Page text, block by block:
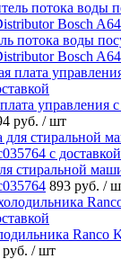
потока воды
Bosch
управления
руб. / шт
стиральной
893 руб. /
Ranco
/ шт